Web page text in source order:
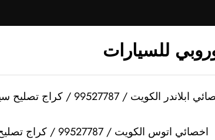
للسيارات
الكويت / 99527787 / كراج تصليح سيارات ابلاندر
اخصائي اتوس الكويت / 99527787 / كراج تصليح سيارات اتوس